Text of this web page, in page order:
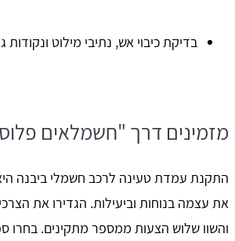
בדיקת כיבוי אש, נתיבי מילוט ונקודות
מזמינים דרך "חשמלאים
התקנת עמדת טעינה לרכב חשמלי ביבנה
את עצמה בנוחות וביעילות. הגדירו את
והשוו שלוש הצעות ממספר מתקינים. בחרו